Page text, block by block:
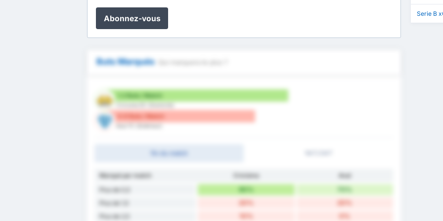
Abonnez-vous
Buts Marqués
1.2 Buts / Match
Criciuma EC (Domicile)
0.9 Buts / Match
fin du match
Marqué par match Criciúma
Avaí
Plus de 0,5
90% 70%
Plus de 1,5 20% 20%
Plus de 2,5 10%
Serie B